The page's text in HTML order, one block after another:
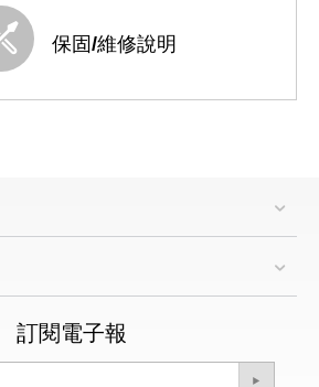
保固/維修說明
訂閱電子報